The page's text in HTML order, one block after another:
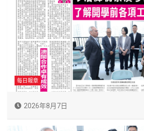
每日報章
2026年8月7日